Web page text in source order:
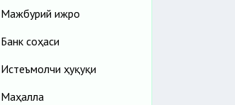
Мажбурий ижро
Банк соҳаси
Истеъмолчи ҳуқуқи
Маҳалла